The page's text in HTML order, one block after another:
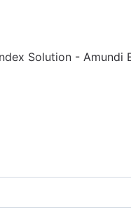
Solution - Amundi